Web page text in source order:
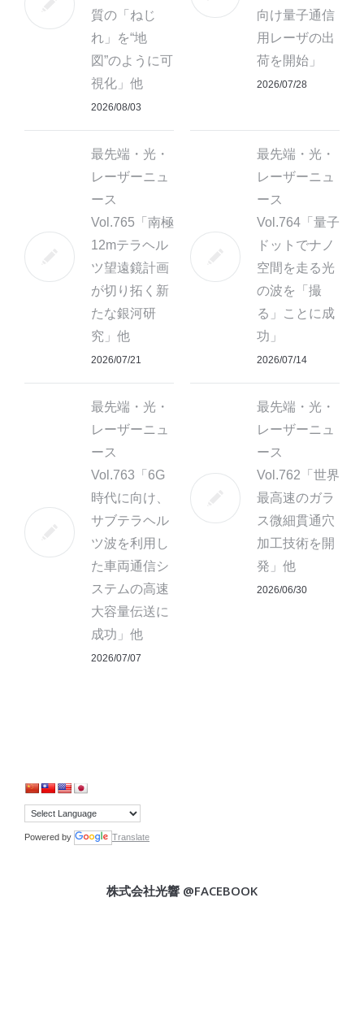
質の「ねじ
れ」を“地
図”のように可
視化」他
2026/08/03
向け量子通信
用レーザの出
荷を開始」
2026/07/28
最先端・光・
レーザーニュ
ース
Vol.765「南極
12mテラヘル
ツ望遠鏡計画
が切り拓く新
たな銀河研
究」他
2026/07/21
最先端・光・
レーザーニュ
ース
Vol.764「量子
ドットでナノ
空間を走る光
の波を「撮
る」ことに成
功」
2026/07/14
最先端・光・
レーザーニュ
ース
Vol.763「6G
時代に向け、
サブテラヘル
ツ波を利用し
た車両通信シ
ステムの高速
大容量伝送に
成功」他
2026/07/07
最先端・光・
レーザーニュ
ース
Vol.762「世界
最高速のガラ
ス微細貫通穴
加工技術を開
発」他
2026/06/30
Powered by Translate
株式会社光響 @FACEBOOK